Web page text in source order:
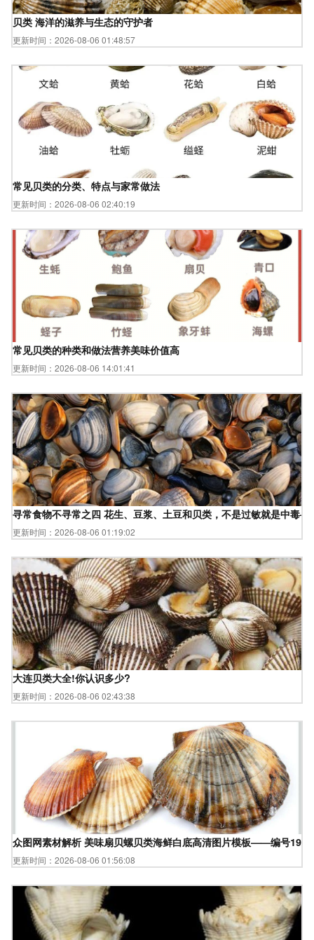
贝类 海洋的滋养与生态的守护者
更新时间：2026-08-06 01:48:57
常见贝类的分类、特点与家常做法
更新时间：2026-08-06 02:40:19
常见贝类的种类和做法营养美味价值高
更新时间：2026-08-06 14:01:41
寻常食物不寻常之四 花生、豆浆、土豆和贝类，不是过敏就是中毒
更新时间：2026-08-06 01:19:02
大连贝类大全!你认识多少?
更新时间：2026-08-06 02:43:38
众图网素材解析 美味扇贝螺贝类海鲜白底高清图片模板——编号
更新时间：2026-08-06 01:56:08